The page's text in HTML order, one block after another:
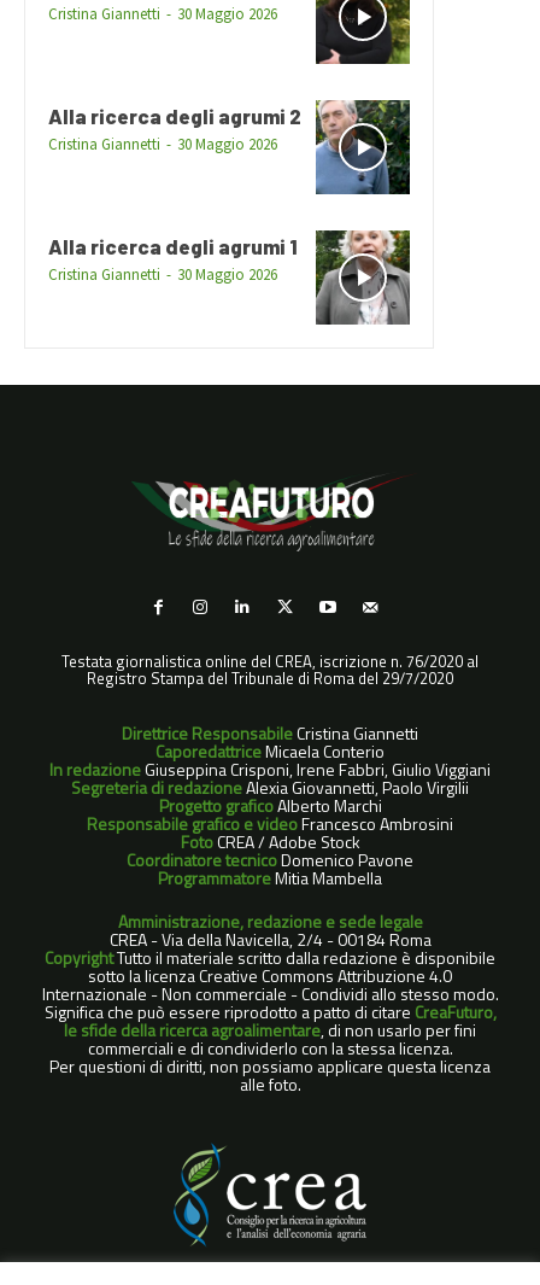
Cristina Giannetti - 30 Maggio 2026
Alla ricerca degli agrumi 2
Cristina Giannetti - 30 Maggio 2026
Alla ricerca degli agrumi 1
Cristina Giannetti - 30 Maggio 2026
Testata giornalistica online del CREA, iscrizione n. 76/2020 al
Registro Stampa del Tribunale di Roma del 29/7/2020
Direttrice ResponsabileCristina Giannetti
CaporedattriceMicaela Conterio
In redazioneGiuseppina Crisponi, Irene Fabbri, Giulio Viggiani
Segreteria di redazioneAlexia Giovannetti, Paolo Virgilii
Progetto graficoAlberto Marchi
Responsabile grafico e videoFrancesco Ambrosini
FotoCREA / Adobe Stock
Coordinatore tecnicoDomenico Pavone
ProgrammatoreMitia Mambella
Amministrazione, redazione e sede legale
CREA - Via della Navicella, 2/4 - 00184 Roma
CopyrightTutto il materiale scritto dalla redazione è disponibile
sotto la licenza Creative Commons Attribuzione 4.0
Internazionale - Non commerciale - Condividi allo stesso modo.
Significa che può essere riprodotto a patto di citare CreaFuturo,
le sfide della ricerca agroalimentare, di non usarlo per fini
commerciali e di condividerlo con la stessa licenza.
Per questioni di diritti, non possiamo applicare questa licenza
alle foto.